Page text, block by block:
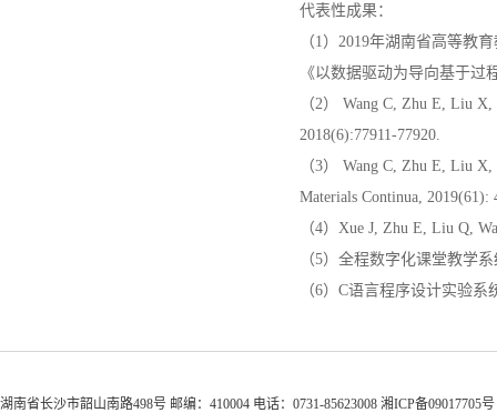
代表性成果：
（1） 2019年湖南省高等教
《以数据驱动为导向基于
（2）
Wang C, Zhu E, Liu X,
2018(6):77911-77920.
（3）
Wang C, Zhu E, Liu X,
Materials Continua, 2019(61):
（4） Xue J, Zhu E, Liu Q,
（5）全程数字化课堂教学
（6） C语言程序设计实验系
湖南省长沙市韶山南路498号 邮编：410004 电话：0731-85623008 湘ICP备09017705